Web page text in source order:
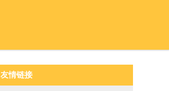
友情链接